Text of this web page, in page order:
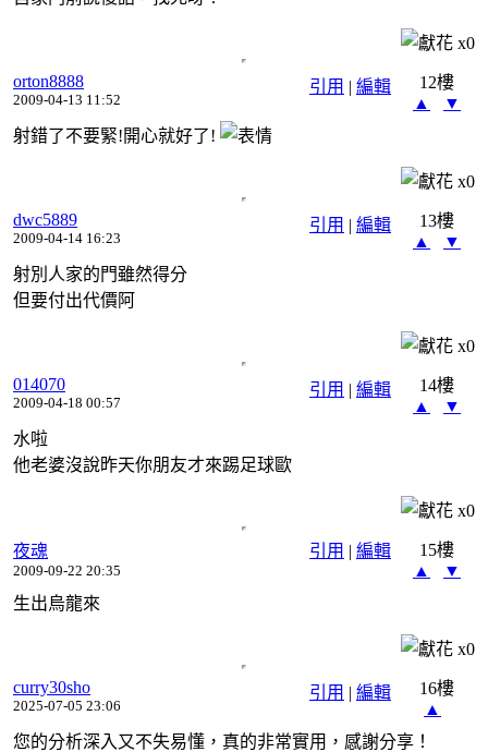
x0
引用 | 編輯
orton8888
2009-04-13 11:52
12樓
▲
▼
射錯了不要緊!開心就好了!
x0
引用 | 編輯
dwc5889
2009-04-14 16:23
13樓
▲
▼
射別人家的門雖然得分
但要付出代價阿
x0
引用 | 編輯
014070
2009-04-18 00:57
14樓
▲
▼
水啦
他老婆沒說昨天你朋友才來踢足球歐
x0
引用 | 編輯
夜魂
2009-09-22 20:35
15樓
▲
▼
生出烏龍來
x0
引用 | 編輯
curry30sho
2025-07-05 23:06
16樓
▲
您的分析深入又不失易懂，真的非常實用，感謝分享！